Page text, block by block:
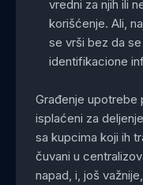
vredni za njih ili
korišćenje. Ali,
se vrši bez da se
identifikacione
Građenje upotrebe
isplaćeni za
sa kupcima koji ih
čuvani u
napad, i, još